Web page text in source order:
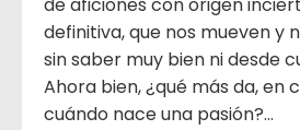
definitiva, que nos mueven y
sin saber muy bien ni desde
Ahora bien, ¿qué más da, en
cuándo nace una pasión?...